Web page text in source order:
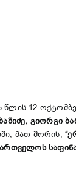
წლის 12
, გიორგი
მათ შორის,“